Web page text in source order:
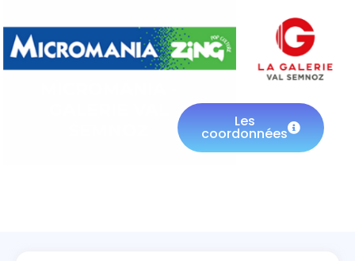
Les
coordonnées